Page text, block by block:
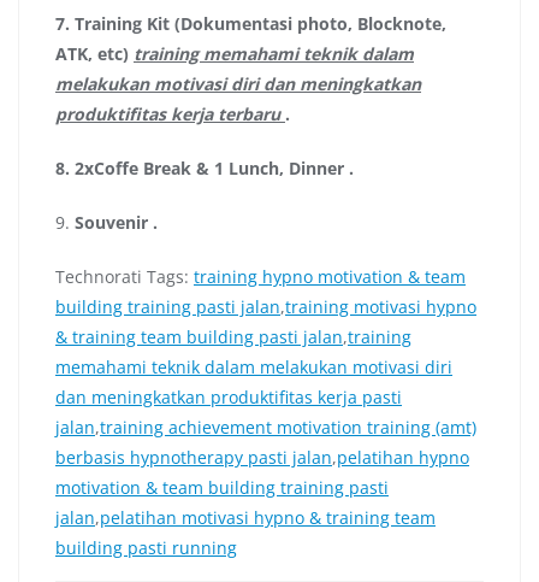
7. Training Kit (Dokumentasi photo, Blocknote,
ATK, etc) training memahami teknik dalam
melakukan motivasi diri dan meningkatkan
produktifitas kerja terbaru .
8. 2xCoffe Break & 1 Lunch, Dinner .
9. Souvenir .
Technorati Tags: training hypno motivation & team
building training pasti jalan,training motivasi hypno
& training team building pasti jalan,training
memahami teknik dalam melakukan motivasi diri
dan meningkatkan produktifitas kerja pasti
jalan,training achievement motivation training (amt)
berbasis hypnotherapy pasti jalan,pelatihan hypno
motivation & team building training pasti
jalan,pelatihan motivasi hypno & training team
building pasti running